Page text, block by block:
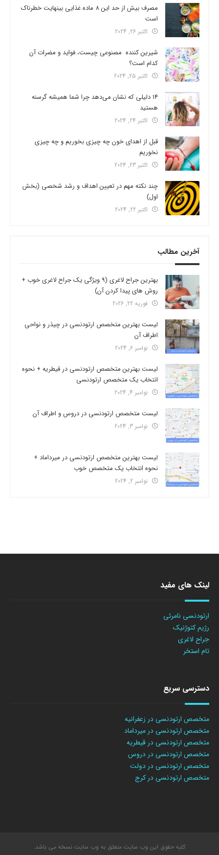
مصرف بیش از حد این 8 ماده غذایی بینهایت خطرناک
است
اکتبر 26, 2024
شیرین کننده مصنوعی چیست، فواید و مضرات آن
کدام است؟
اکتبر 25, 2024
14 دلیلی که نشان می‌دهد چرا شما همیشه گرسنه
هستید
اکتبر 24, 2024
قبل از اهدای خون چه چیزی بخوریم و چه چیزی
نخوریم
اکتبر 23, 2024
چند نکته مهم در تعیین اهداف و رشد شخصی (بخش
اول)
اکتبر 22, 2024
آخرین مطالب
بهترین جراح لاغری (9 ویژگی یک جراح لاغری خوب +
روش های پیدا کردن آن)
فوریه 22, 2026
لیست بهترین متخصص ارتودنسی در چیذر و نواحی
اطراف آن
نوامبر 6, 2024
لیست بهترین متخصص ارتودنسی در قیطریه + نحوه
انتخاب یک متخصص ارتودنسی
نوامبر 4, 2024
لیست متخصص ارتودنسی در دروس و اطراف آن
نوامبر 3, 2024
لیست بهترین متخصص ارتودنسی در میرداماد +
نحوه انتخاب یک متخصص خوب
نوامبر 2, 2024
لینک های مفید
ارتودنسی نامرئی
رژیم کتوژنیک
جراح لاغری
تام استخر
دسترسی سریع
متخصص ارتودنسی در زعفرانیه
متخصص ارتودنسی در میرداماد
متخصص ارتودنسی در قیطریه
متخصص ارتودنسی در دروس
متخصص ارتودنسی در دولت
متخصص ارتودنسی در کرج
کلیه حقوق این وب سایت متعلق به وب سایت نسخه می باشد.